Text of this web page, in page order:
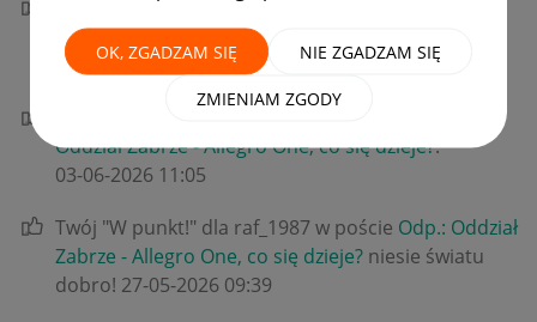
OK, ZGADZAM SIĘ NIE ZGADZAM SIĘ
ZMIENIAM ZGODY
Gratulacje! Masz nowy "W punkt!" za wpis
Oddział Zabrze - Allegro One, co się dzieje?
‎03-06-202611:06
Oddział Zabrze - Allegro One, co się dzieje?.
‎03-06-2026 11:05
Twój "W punkt!" dla raf_1987 w poście Odp.: Oddział
Zabrze - Allegro One, co się dzieje? niesie światu
dobro! ‎27-05-2026 09:39